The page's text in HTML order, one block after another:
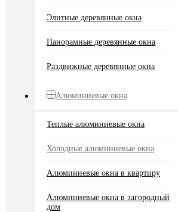
Элитные деревянные окна
Панорамные деревянные окна
Раздвижные деревянные окна
Алюминиевые окна
Теплые алюминиевые окна
Холодные алюминиевые окна
Алюминиевые окна в квартиру
Алюминиевые окна в загородный
дом